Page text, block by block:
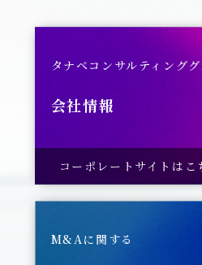
タナベコンサルティング
会社情報
コーポレートサイトはこ
M&Aに関する